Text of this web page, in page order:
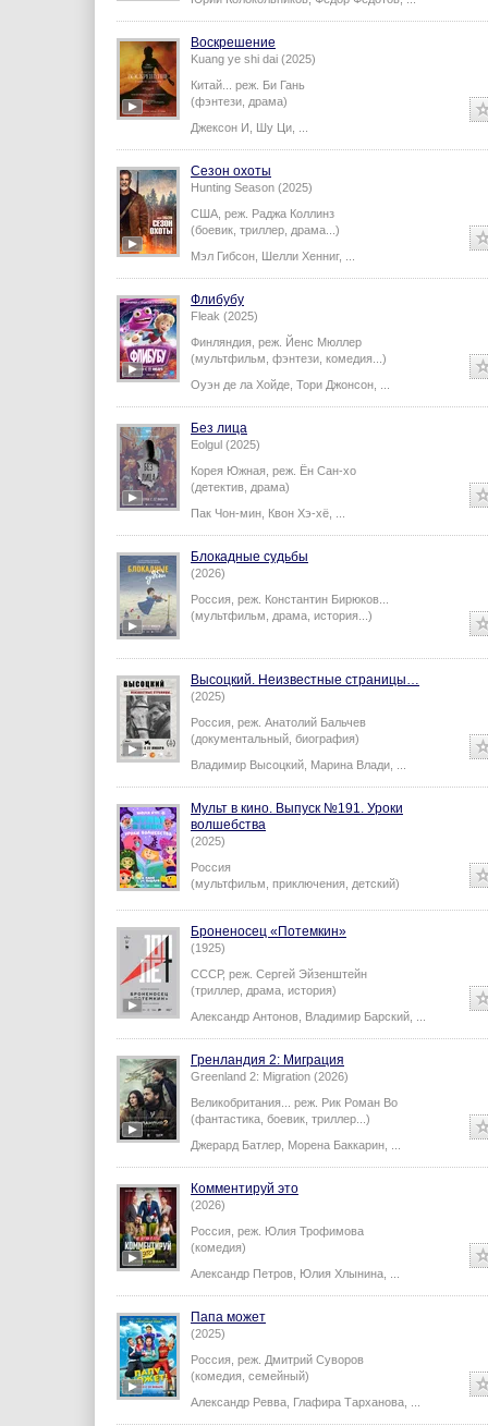
Воскрешение
Kuang ye shi dai (2025)
Китай... реж. Би Гань
(фэнтези, драма)
Джексон И
Шу Ци
Сезон охоты
Hunting Season (2025)
США, реж. Раджа Коллинз
(боевик, триллер, драма...)
Мэл Гибсон Шелли Хенниг,
Флибубу
Fleak (2025)
Финляндия, реж. Йенс Мюллер
(мультфильм, фэнтези, комедия...)
Оуэн де ла Хойде Тори Джонсон
Без лица
Eolgul (2025)
Корея Южная, реж. Ён Сан-хо
(детектив, драма)
Пак Чон-мин Квон Хэ-хё
Блокадные судьбы
(2026)
Россия, реж. Константин Бирюков
(мультфильм, драма, история...)
Высоцкий. Неизвестные страницы…
(2025)
Россия, реж. Анатолий Бальчев
(документальный, биография)
Владимир Высоцкий Марина Влади
Мульт в кино. Выпуск №191. Уроки
волшебства
(2025)
Россия
(мультфильм, приключения, детский)
Броненосец «Потемкин»
(1925)
СССР, реж. Сергей Эйзенштейн
(триллер, драма, история)
Александр Антонов Владимир Барский
Гренландия 2: Миграция
Greenland 2: Migration (2026)
Великобритания... реж. Рик Роман Во
(фантастика, боевик, триллер...)
Джерард Батлер Морена Баккарин
Комментируй это
(2026)
Россия, реж. Юлия Трофимова
(комедия)
Александр Петров Юлия Хлынина
Папа может
(2025)
Россия, реж. Дмитрий Суворов
(комедия, семейный)
Александр Ревва Глафира Тарханова